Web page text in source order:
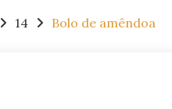
14 Bolo de amêndoa